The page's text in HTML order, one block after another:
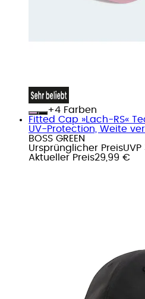
+
Farben
Fitted Cap »Lach-RS«
UV-Protection, Weite
BOSS GREEN
Ursprünglicher Preis
Aktueller Preis29,99 €